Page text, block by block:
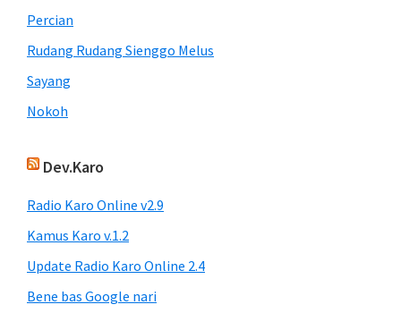
Percian
Rudang Rudang Sienggo Melus
Sayang
Nokoh
Dev.Karo
Radio Karo Online v2.9
Kamus Karo v.1.2
Update Radio Karo Online 2.4
Bene bas Google nari